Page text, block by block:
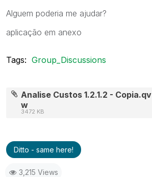
Alguem poderia me ajudar?
aplicação em anexo
Tags: Group_Discussions
Analise Custos 1.2.1.2 - Copia.qv
w
3472 KB
Ditto - same here!
3,215 Views